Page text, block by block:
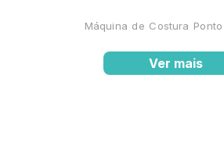
Máquina de Costura
Ver mais